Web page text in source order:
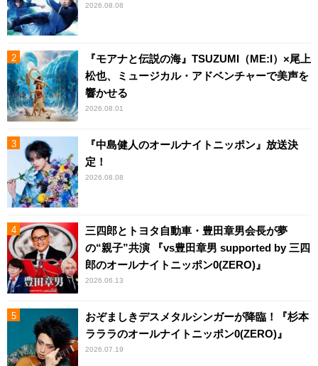
2026.08.08
『モアナと伝説の海』TSUZUMI（ME:I）×尾上
松也、ミュージカル・アドベンチャーで美声を
響かせる
2026.08.01
『中島健人のオールナイトニッポン』放送決
定！
2026.08.08
三四郎とトヨタ自動車・豊田章男会長が夢
の“親子”共演 『vs豊田章男 supported by 三四
郎のオールナイトニッポン0(ZERO)』
2026.06.13
おぞましきデスメタルシンガーが降臨！『杉本
ラララのオールナイトニッポン0(ZERO)』
2026.07.19